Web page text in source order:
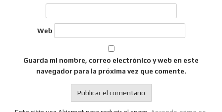
Web
Guarda mi nombre, correo electrónico y web en este
navegador para la próxima vez que comente.